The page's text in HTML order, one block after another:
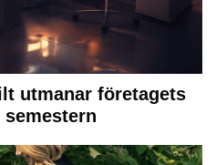
utmanar företagets